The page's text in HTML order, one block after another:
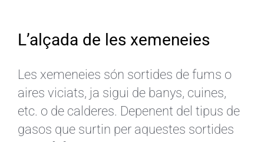
L’alçada de les xemeneies
Les xemeneies són sortides de fums o
aires viciats, ja sigui de banys, cuines,
etc. o de calderes. Depenent del tipus de
gasos que surtin per aquestes sortides